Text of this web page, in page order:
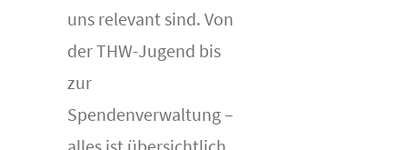
uns relevant sind. Von
der THW-Jugend bis
zur
Spendenverwaltung –